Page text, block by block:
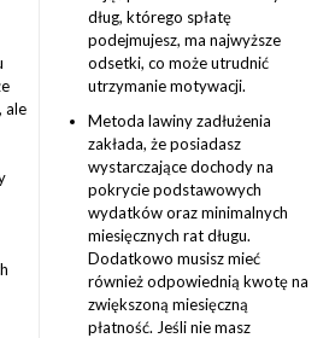
ale
dług, którego spłatę
podejmujesz, ma najwyższe
odsetki, co może utrudnić
utrzymanie motywacji.
Metoda lawiny zadłużenia
zakłada, że posiadasz
wystarczające dochody na
pokrycie podstawowych
wydatków oraz minimalnych
miesięcznych rat długu.
Dodatkowo musisz mieć
również odpowiednią kwotę na
zwiększoną miesięczną
płatność. Jeśli nie masz